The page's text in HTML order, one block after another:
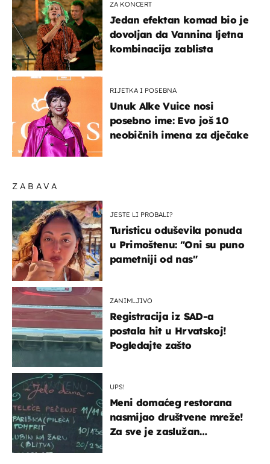
ZABAVA
JESTE LI PROBALI?
Turisticu oduševila ponuda
u Primoštenu: "Oni su puno
pametniji od nas"
ZANIMLJIVO
Registracija iz SAD-a
postala hit u Hrvatskoj!
Pogledajte zašto
UPS!
Meni domaćeg restorana
nasmijao društvene mreže!
Za sve je zaslužan
ZA KONCERT
Jedan efektan komad bio je
dovoljan da Vannina ljetna
kombinacija zablista
RIJETKA I POSEBNA
Unuk Alke Vuice nosi
posebno ime: Evo još 10
neobičnih imena za dječake